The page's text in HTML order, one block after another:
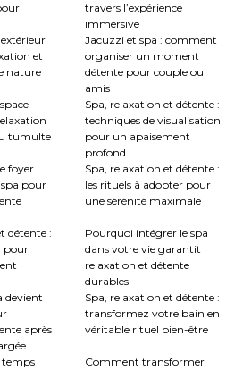
travers l’expérience
immersive
et
nature
Jacuzzi et spa : comment
organiser un moment
détente pour couple ou
amis
tumulte
Spa, relaxation et détente :
techniques de visualisation
pour un apaisement
profond
foyer
pour
Spa, relaxation et détente :
les rituels à adopter pour
une sérénité maximale
détente :
pour
Pourquoi intégrer le spa
dans votre vie garantit
relaxation et détente
durables
devient
après
Spa, relaxation et détente :
transformez votre bain en
véritable rituel bien-être
Comment transformer